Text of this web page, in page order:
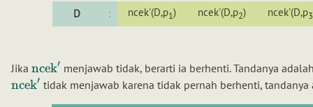
D : ncek'(D,p1) ncek'(D,p2) ncek'(D,p3
Jika ncek′ menjawab tidak, berarti ia berhenti. Tandanya
ncek′ tidak menjawab karena tidak pernah berhenti, tandanya